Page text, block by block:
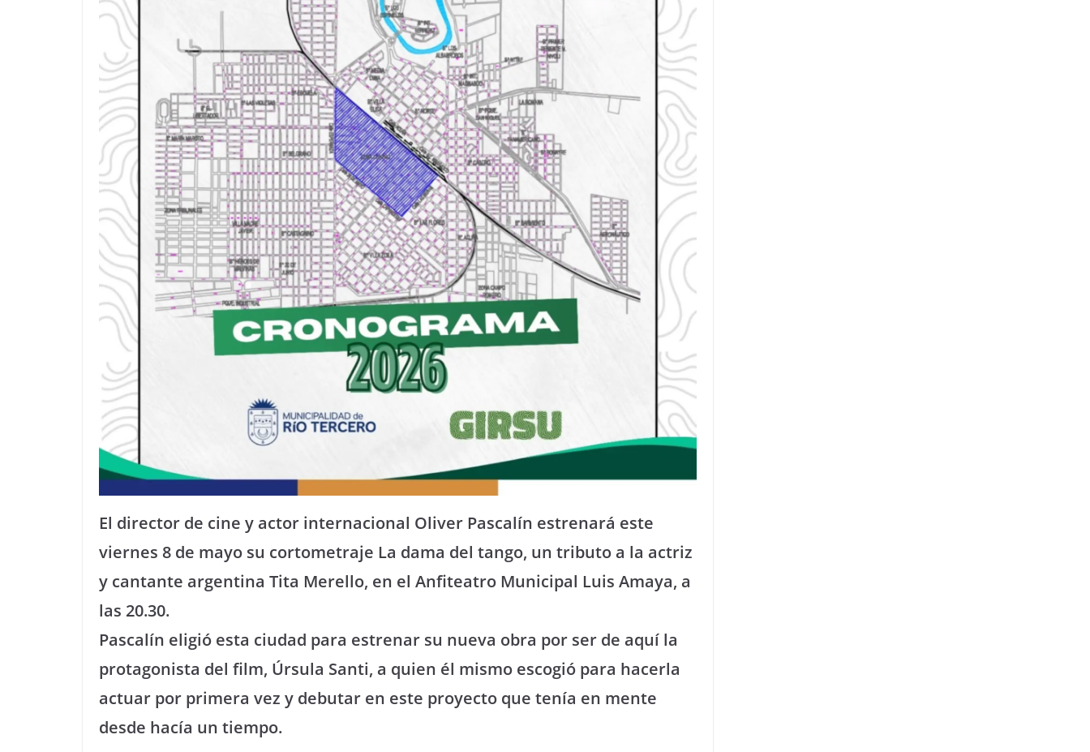
El director de cine y actor internacional Oliver Pascalín estrenará este
viernes 8 de mayo su cortometraje La dama del tango, un tributo a la actriz
y cantante argentina Tita Merello, en el Anfiteatro Municipal Luis Amaya, a
las 20.30.
Pascalín eligió esta ciudad para estrenar su nueva obra por ser de aquí la
protagonista del film, Úrsula Santi, a quien él mismo escogió para hacerla
actuar por primera vez y debutar en este proyecto que tenía en mente
desde hacía un tiempo.